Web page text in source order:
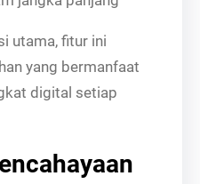
utama, fitur ini
yang bermanfaat
digital setiap